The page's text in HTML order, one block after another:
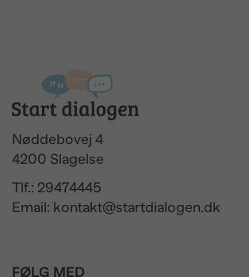
Nøddebovej 4
4200 Slagelse
Tlf.: 29474445
Email: kontakt@startdialogen.dk
FØLG MED